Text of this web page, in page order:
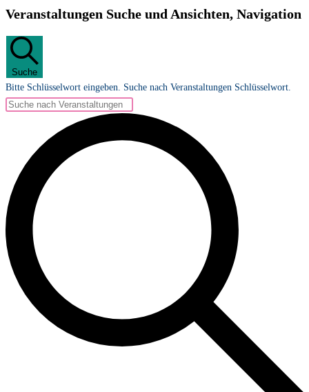
Veranstaltungen Suche und Ansichten, Navigation
Suche
Bitte Schlüsselwort eingeben. Suche nach Veranstaltungen Schlüsselwort.